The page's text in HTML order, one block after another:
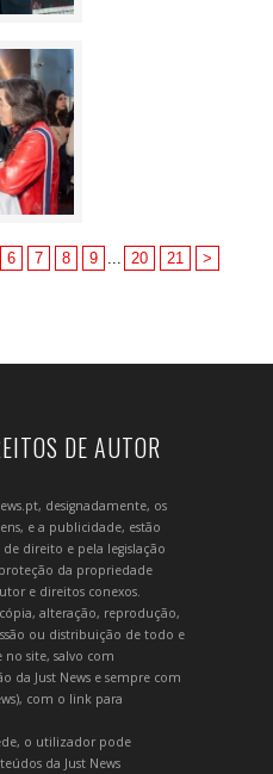
6 7 8 9 ... 20 21 >
DE AUTOR
designadamente, os
e a publicidade, estão
direito e pela legislação
da propriedade
e direitos conexos.
alteração, reprodução,
ou distribuição de todo e
site, salvo com
da Just News e sempre com
com o link para
o utilizador pode
da Just News